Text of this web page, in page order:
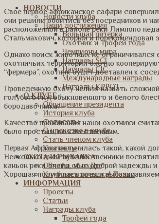
НОВОСТИ
Новости клуба
Наши достижения
Большая пятерка
Охотник и Трофей года
Чемпионы мира
Награды SCI
Награды CIC
Международные награды
Награды КРРОТ
О КЛУБЕ
Обращение президента
История клуба
Фотосеты
О членстве в клубе
Стать членом клуба
Контакты
ОХОТА И РЫБАЛКА
Отчеты об охоте
Клубные охоты и рыбалки
ИНФОРМАЦИЯ
Проекты
Статьи
Награды клуба
Трофей года
Свое первое африканское сафари
они решили обойтись без посредников и
расположенной в районе реки Лимпопо
Стальмахович, который и порекомендовал
Однако поиск животных не
охотничьих территорий охотно
“фермера”, охотник будет доставлен к
Проведенную охоту нельзя назвать
голубого гну, обыкновенного и белого
бородавочника.
Качество проживания наши охотники
было простым, но качественным.
Первая Африка получилась такой, какой
Несколько дней путешественники
каньон реки Блайд, мыс Доброй надежды и
Хорошая получилась поездка!